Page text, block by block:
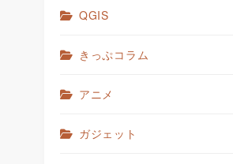
QGIS
きっぷコラム
アニメ
ガジェット